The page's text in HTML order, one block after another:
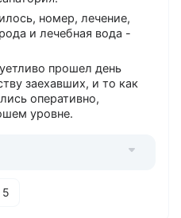
номер, лечение,
и лечебная вода -
прошел день
заехавших, и то как
оперативно,
уровне.
5